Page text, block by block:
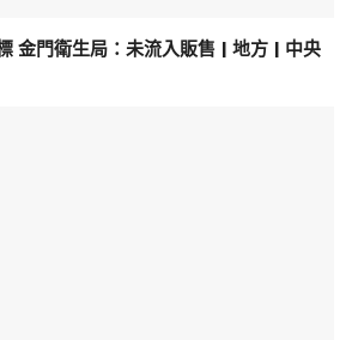
金門衛生局：未流入販售 | 地方 | 中央